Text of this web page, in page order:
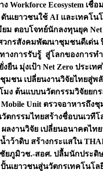
Workforce Ecosystem เชื่
นเยาวชนใช้ AI และเทคโน
ม ตอบโจทย์นักลงทุนยุค Net
วกรสังคมพัฒนาชุมชนดีเด่
างการรับรู้ สู่โลกของการท
น มุ่งเป้า Net Zero ประเท
ชุมชน เปลี่ยนงานวิจัยไทยสู่พ
มง ต้นแบบนวัตกรรมวิจัยยก
Unit ตรวจอาหารถึ
ตกรรมไทยสร้างชื่อบนเวทีโ
ผลงานวิจัย เปลี่ยนอนาคตไทย
ว้าดิบ สร้างกระแสใน
ยภูมิวช.-สอศ. ปลื้มนักประดิษ
นเยาวชนสู่นวัตกรเทคโนโ